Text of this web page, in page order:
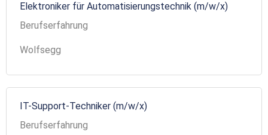
Elektroniker für Automatisierungstechnik (m/w/x)
Berufserfahrung
Wolfsegg
IT-Support-Techniker (m/w/x)
Berufserfahrung